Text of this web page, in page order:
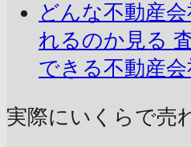
どんな不動産
れるのか見る
できる不動産会
実際にいくらで売